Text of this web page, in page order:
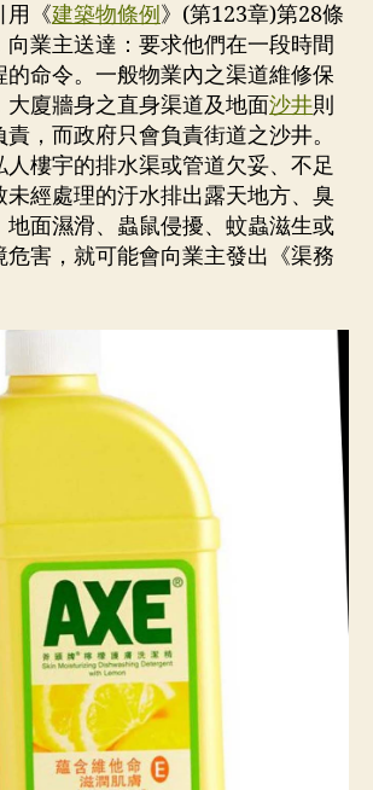
用《建築物條例》(第123章)第28條
向業主送達：要求他們在一段時間
的命令。一般物業內之渠道維修保
大廈牆身之直身渠道及地面沙井則
，而政府只會負責街道之沙井。
樓宇的排水渠或管道欠妥、不足
未經處理的汙水排出露天地方、臭
地面濕滑、蟲鼠侵擾、蚊蟲滋生或
害，就可能會向業主發出《渠務